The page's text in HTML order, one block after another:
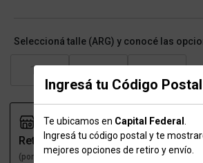
Ingresá tu Código Postal
Te ubicamos en Capital Federal
Ingresá tu código postal y te
mejores opciones de retiro y envío.
Seleccioná talle (ARG) y conocé las
110 120 130
Retiro
(por una sucursal)
Envío
(a